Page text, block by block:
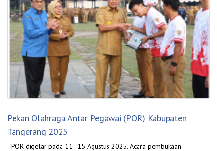
Pekan Olahraga Antar Pegawai (POR) Kabupaten
Tangerang 2025
POR digelar pada 11–15 Agustus 2025. Acara pembukaan